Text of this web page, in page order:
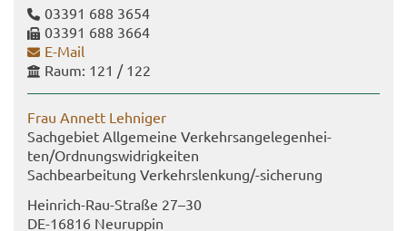
03391 688 3654
03391 688 3664
E-​Mail
Raum: 121 / 122
Frau An­nett Leh­ni­ger
Sach­ge­biet All­ge­mei­ne Ver­kehrs­an­ge­le­gen­hei­
ten/Ord­nungs­wid­rig­kei­ten
Sach­be­ar­bei­tung Ver­kehrs­len­kung/-​sicherung
Heinrich-​Rau-Straße 27–30
DE-​16816 Neu­rup­pin